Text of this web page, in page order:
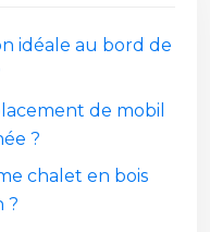
idéale au bord de
de mobil
?
chalet en bois
?